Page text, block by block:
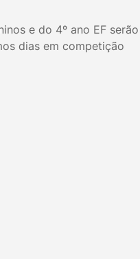
e do 4º ano EF serão
dias em competição